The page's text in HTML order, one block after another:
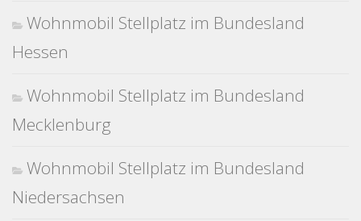
Wohnmobil Stellplatz im Bundesland
Hessen
Wohnmobil Stellplatz im Bundesland
Mecklenburg
Wohnmobil Stellplatz im Bundesland
Niedersachsen